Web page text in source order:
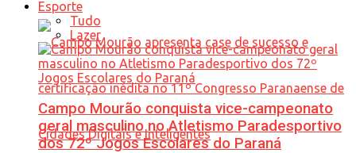
Esporte
Tudo
Lazer
Campo Mourão conquista vice-campeonato
geral masculino no Atletismo Paradesportivo
dos 72º Jogos Escolares do Paraná